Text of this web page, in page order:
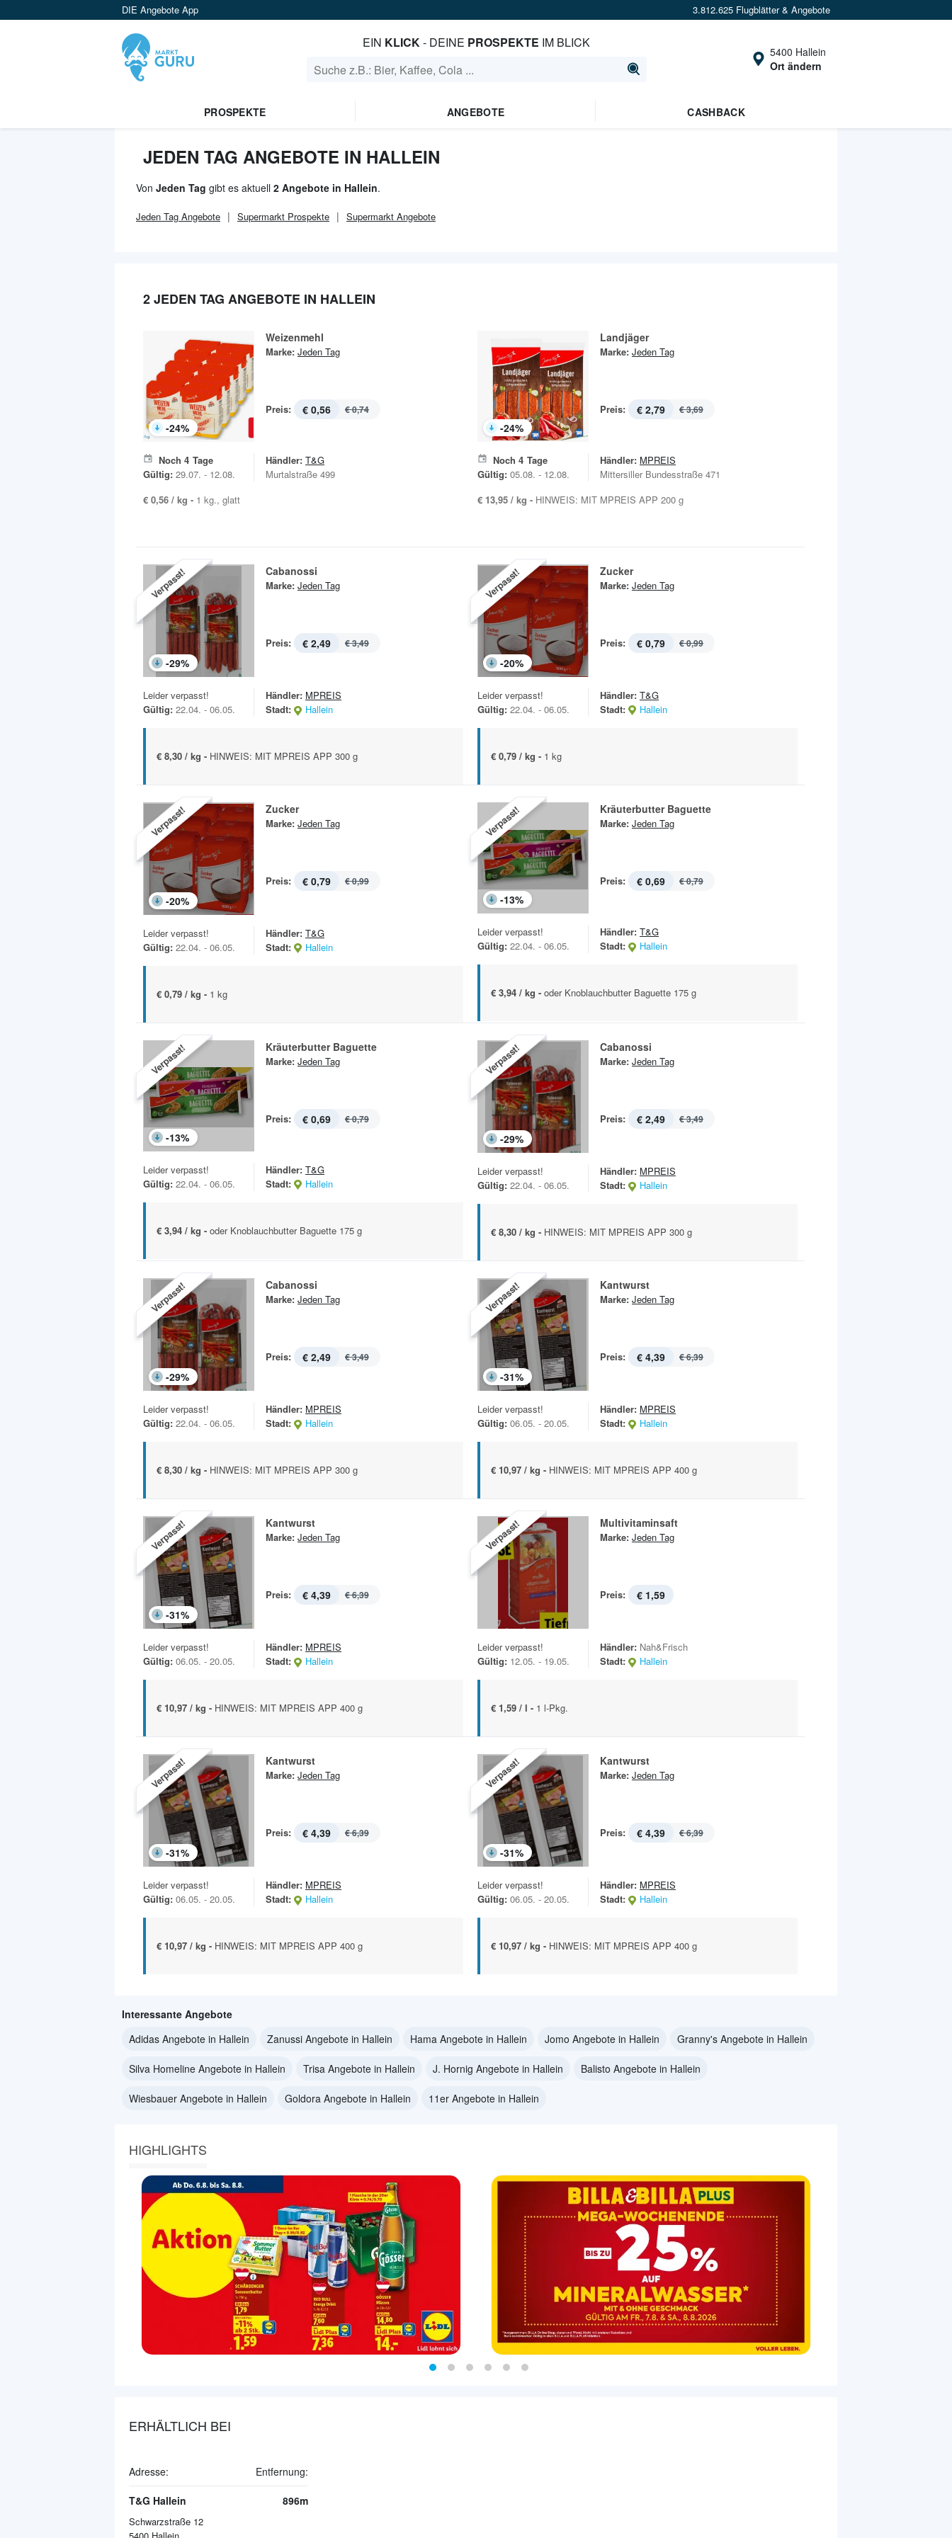
DIE Angebote App 3.812.625 Flugblätter & Angebote
EIN KLICK- DEINE PROSPEKTE IM BLICK
5400 Hallein
Ort ändern
PROSPEKTE ANGEBOTE CASHBACK
JEDEN TAG ANGEBOTE IN HALLEIN
Von Jeden Tag gibt es aktuell 2 Angebote in Hallein.
Jeden Tag Angebote Supermarkt Prospekte Supermarkt Angebote
2 JEDEN TAG ANGEBOTE IN HALLEIN
-24%
Weizenmehl
Marke: Jeden Tag
Preis: € 0,56 € 0,74
Noch 4 Tage
Gültig: 29.07. - 12.08.
Händler: T&G
Murtalstraße 499
€ 0,56 / kg - 1 kg., glatt
-24%
Landjäger
Marke: Jeden Tag
Preis: € 2,79 € 3,69
Noch 4 Tage
Gültig: 05.08. - 12.08.
Händler: MPREIS
Mittersiller Bundesstraße 471
€ 13,95 / kg - HINWEIS: MIT MPREIS APP 200 g
Verpasst!
-29%
Cabanossi
Marke: Jeden Tag
Preis: € 2,49 € 3,49
Leider verpasst!
Gültig: 22.04. - 06.05.
Händler: MPREIS
Stadt:
Hallein
€ 8,30 / kg - HINWEIS: MIT MPREIS APP 300 g
Verpasst!
-20%
Zucker
Marke: Jeden Tag
Preis: € 0,79 € 0,99
Leider verpasst!
Gültig: 22.04. - 06.05.
Händler: T&G
Stadt:
Hallein
€ 0,79 / kg - 1 kg
Verpasst!
-20%
Zucker
Marke: Jeden Tag
Preis: € 0,79 € 0,99
Leider verpasst!
Gültig: 22.04. - 06.05.
Händler: T&G
Stadt:
Hallein
€ 0,79 / kg - 1 kg
Verpasst!
-13%
Kräuterbutter Baguette
Marke: Jeden Tag
Preis: € 0,69 € 0,79
Leider verpasst!
Gültig: 22.04. - 06.05.
Händler: T&G
Stadt:
Hallein
€ 3,94 / kg - oder Knoblauchbutter Baguette 175 g
Verpasst!
-13%
Kräuterbutter Baguette
Marke: Jeden Tag
Preis: € 0,69 € 0,79
Leider verpasst!
Gültig: 22.04. - 06.05.
Händler: T&G
Stadt:
Hallein
€ 3,94 / kg - oder Knoblauchbutter Baguette 175 g
Verpasst!
-29%
Cabanossi
Marke: Jeden Tag
Preis: € 2,49 € 3,49
Leider verpasst!
Gültig: 22.04. - 06.05.
Händler: MPREIS
Stadt:
Hallein
€ 8,30 / kg - HINWEIS: MIT MPREIS APP 300 g
Verpasst!
-29%
Cabanossi
Marke: Jeden Tag
Preis: € 2,49 € 3,49
Leider verpasst!
Gültig: 22.04. - 06.05.
Händler: MPREIS
Stadt:
Hallein
€ 8,30 / kg - HINWEIS: MIT MPREIS APP 300 g
Verpasst!
-31%
Kantwurst
Marke: Jeden Tag
Preis: € 4,39 € 6,39
Leider verpasst!
Gültig: 06.05. - 20.05.
Händler: MPREIS
Stadt:
Hallein
€ 10,97 / kg - HINWEIS: MIT MPREIS APP 400 g
Verpasst!
-31%
Kantwurst
Marke: Jeden Tag
Preis: € 4,39 € 6,39
Leider verpasst!
Gültig: 06.05. - 20.05.
Händler: MPREIS
Stadt:
Hallein
€ 10,97 / kg - HINWEIS: MIT MPREIS APP 400 g
Verpasst! Multivitaminsaft
Marke: Jeden Tag
Preis: € 1,59
Leider verpasst!
Gültig: 12.05. - 19.05.
Händler: Nah&Frisch
Stadt:
Hallein
€ 1,59 / l - 1 l-Pkg.
Verpasst!
-31%
Kantwurst
Marke: Jeden Tag
Preis: € 4,39 € 6,39
Leider verpasst!
Gültig: 06.05. - 20.05.
Händler: MPREIS
Stadt:
Hallein
€ 10,97 / kg - HINWEIS: MIT MPREIS APP 400 g
Verpasst!
-31%
Kantwurst
Marke: Jeden Tag
Preis: € 4,39 € 6,39
Leider verpasst!
Gültig: 06.05. - 20.05.
Händler: MPREIS
Stadt:
Hallein
€ 10,97 / kg - HINWEIS: MIT MPREIS APP 400 g
Interessante Angebote
Adidas Angebote in Hallein
Zanussi Angebote in Hallein Hama Angebote in Hallein Jomo Angebote in Hallein Granny's Angebote in Hallein
Silva Homeline Angebote in Hallein Trisa Angebote in Hallein J. Hornig Angebote in Hallein Balisto Angebote in Hallein
Wiesbauer Angebote in Hallein Goldora Angebote in Hallein 11er Angebote in Hallein
HIGHLIGHTS
ERHÄLTLICH BEI
Adresse: Entfernung:
T&G Hallein
Schwarzstraße 12
896m